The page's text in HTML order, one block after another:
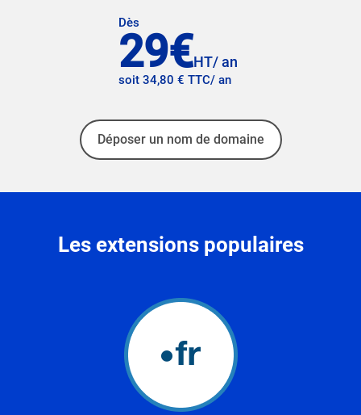
Dès
29€HT/ an
soit 34,80 € TTC/ an
Déposer un nom de domaine
Les extensions populaires